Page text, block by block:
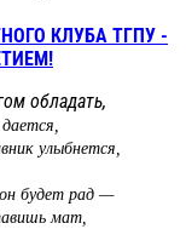
КЛУБА ТГПУ -
обладать,
улыбнется,
будет рад —
мат,